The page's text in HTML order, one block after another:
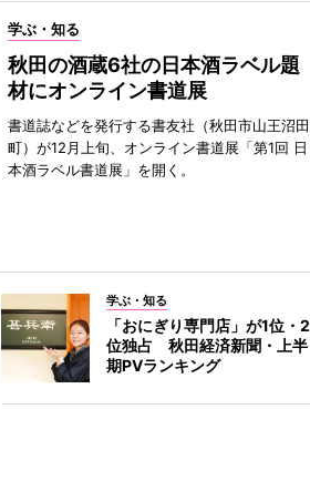
学ぶ・知る
秋田の酒蔵6社の日本酒ラベル題
材にオンライン書道展
書道誌などを発行する書友社（秋田市山王沼田
町）が12月上旬、オンライン書道展「第1回 日
本酒ラベル書道展」を開く。
学ぶ・知る
「おにぎり専門店」が1位・2
位独占 秋田経済新聞・上半
期PVランキング